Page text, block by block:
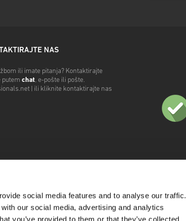
social media features and to analyse our traffic.
our social media, advertising and analytics
you’ve provided to them or that they’ve collected
NAS
ili imate pitanja? Kontaktirajte
putem chat, e-pošte ili pošte.
| ili kliknite kontaktirajte nas